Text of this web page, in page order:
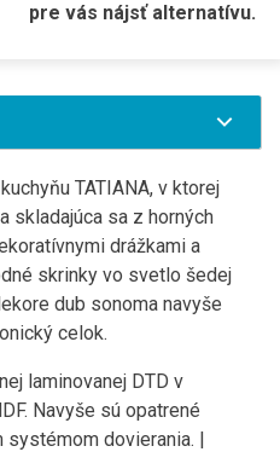
pre vás nájsť alternatívu.
TATIANA, v ktorej
skladajúca sa z horných
drážkami a
skrinky vo svetlo šedej
dub sonoma navyše
celok.
laminovanej DTD v
Navyše sú opatrené
dovierania. |